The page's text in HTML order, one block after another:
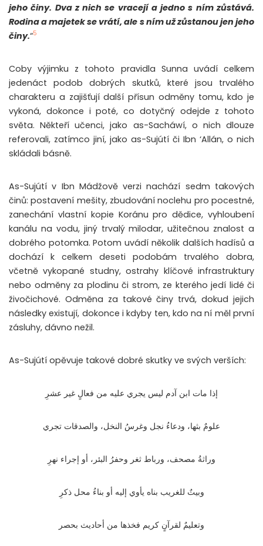
jeho činy. Dva z nich se vracejí a jedno s ním zůstává.
Rodina a majetek se vrátí, ale s ním už zůstanou jen jeho
činy.“5
Coby výjimku z tohoto pravidla Sunna uvádí celkem
jedenáct podob dobrých skutků, které jsou trvalého
charakteru a zajišťují další přísun odměny tomu, kdo je
vykoná, dokonce i poté, co dotyčný odejde z tohoto
světa. Někteří učenci, jako as-Sacháwí, o nich dlouze
referovali, zatímco jiní, jako as-Sujútí či Ibn ‘Allán, o nich
skládali básně.
As-Sujútí v Ibn Mádžově verzi nachází sedm takových
činů: postavení mešity, zbudování noclehu pro pocestné,
zanechání vlastní kopie Koránu pro dědice, vyhloubení
kanálu na vodu, jiný trvalý milodar, užitečnou znalost a
dobrého potomka. Potom uvádí několik dalších hadísů a
dochází k celkem deseti podobám trvalého dobra,
včetně vykopané studny, ostrahy klíčové infrastruktury
nebo odměny za plodinu či strom, ze kterého jedí lidé či
živočichové. Odměna za takové činy trvá, dokud jejich
následky existují, dokonce i kdyby ten, kdo na ní měl první
zásluhy, dávno nežil.
As-Sujútí opěvuje takové dobré skutky ve svých verších:
إذا مات ابن آدم ليس يجري عليه من فعالٍ غير عشرِ
علومٌ بثها، ودعاءُ نجل وغرسُ النخل، والصدقات تجري
وراثةُ مصحف، ورباط ثغر وحفرُ البئر، أو إجراء نهرِ
وبيتٌ للغريب بناه يأوي إليه أو بناءُ محل ذكرِ
وتعليمٌ لقرآنٍ كريم فخذها من أحاديث بحصر